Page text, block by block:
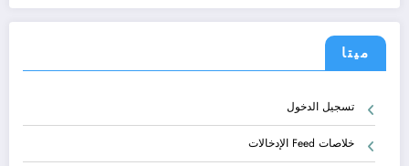
ميتا
تسجيل الدخول
خلاصات Feed الإدخالات